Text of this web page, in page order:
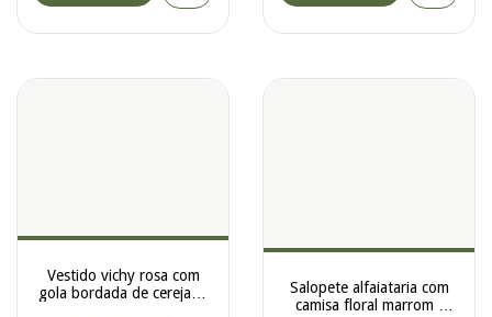
Vestido vichy rosa com
gola bordada de cerejas -
Salopete alfaiataria com
camisa floral marrom -